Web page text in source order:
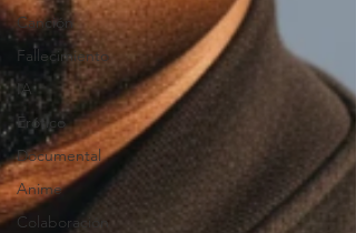
Canción
Fallecimiento
IA
Erótico
Documental
Anime
Colaboración